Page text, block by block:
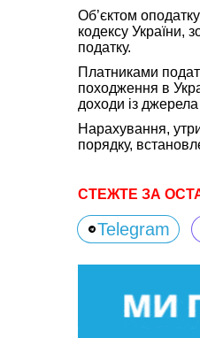
Об’єктом
кодексу України,
податку.
Платниками
походження в
доходи із
Нарахування,
порядку,
СТЕЖТЕ ЗА
Telegram